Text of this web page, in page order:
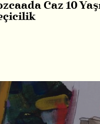
Caz 10